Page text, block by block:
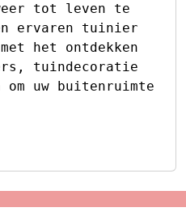
tot leven te
ervaren tuinier
het ontdekken
tuindecoratie
uw buitenruimte